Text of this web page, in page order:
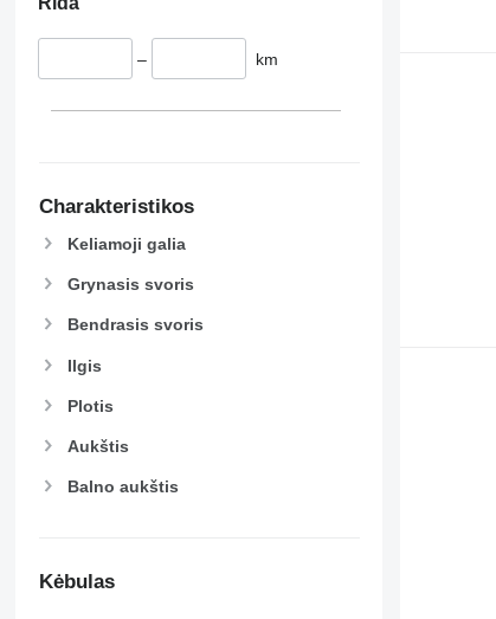
– km
Charakteristikos
Keliamoji galia
Grynasis svoris
Bendrasis svoris
Ilgis
Plotis
Aukštis
Balno aukštis
Kėbulas